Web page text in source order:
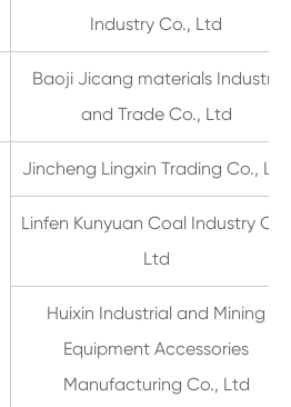
Industry Co., Ltd
Baoji Jicang materials Industry
and Trade Co., Ltd
Jincheng Lingxin Trading Co., Ltd
Linfen Kunyuan Coal Industry Co.,
Ltd
Huixin Industrial and Mining
Equipment Accessories
Manufacturing Co., Ltd